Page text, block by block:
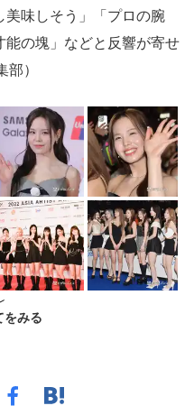
味しそう」「プロの腕
の塊」などと反響が寄せ
）
をみる